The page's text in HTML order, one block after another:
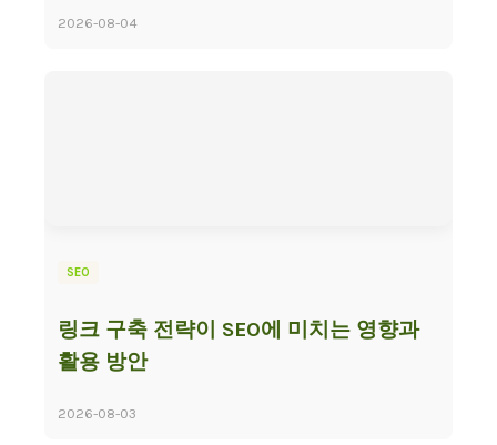
2026-08-04
SEO
링크 구축 전략이 SEO에 미치는 영향과
활용 방안
2026-08-03